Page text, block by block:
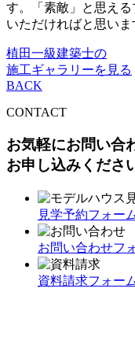
す。「素敵」と思え
いただければと思いま
植田一級建築士の
施工ギャラリーを見る
BACK
CONTACT
お気軽にお問い合
お申し込みくださ
見学予約フォー
お問い合わせフ
資料請求フォー